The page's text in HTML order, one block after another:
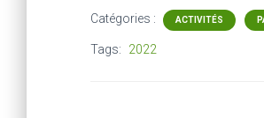
Catégories : ACTIVITÉS
Tags: 2022